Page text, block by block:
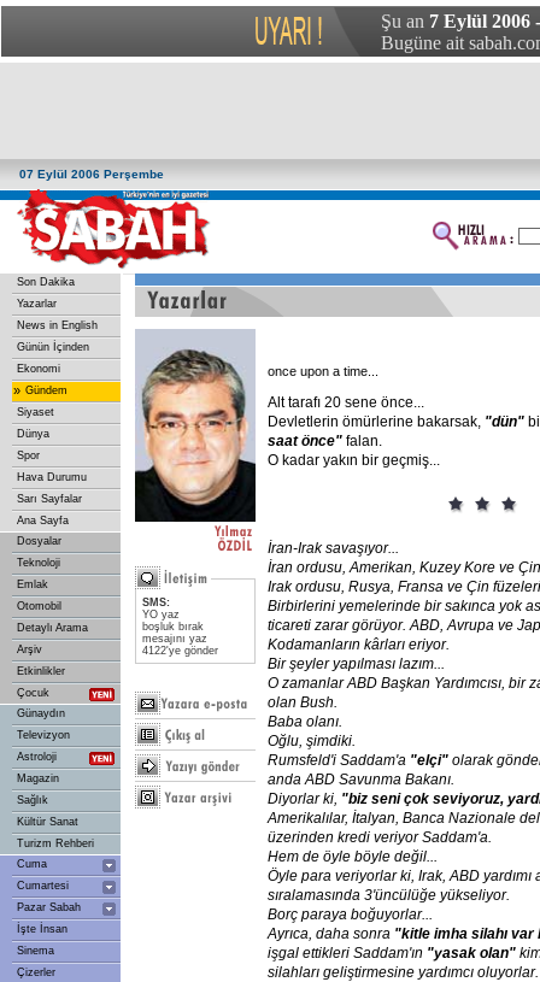
Şu an 7 Eylül 2006
Bugüne ait
07 Eylül 2006 Perşembe
Son Dakika
Yazarlar
News in English
Günün İçinden
Ekonomi
» Gündem
Siyaset
Dünya
Spor
Hava Durumu
Sarı Sayfalar
Ana Sayfa
Dosyalar
Teknoloji
Emlak
Otomobil
Detaylı Arama
Arşiv
Etkinlikler
Çocuk
Günaydın
Televizyon
Astroloji
Magazin
Sağlık
Kültür Sanat
Turizm Rehberi
Cuma
Cumartesi
Pazar Sabah
İşte İnsan
Sinema
Çizerler
SMS:
YO yaz
boşluk bırak
mesajını yaz
4122'ye gönder
once upon a time...
Alt tarafı 20 sene önce...
Devletlerin ömürlerine bakarsak, "dün"
saat önce" falan.
O kadar yakın bir geçmiş...
İran-Irak savaşıyor...
İran ordusu, Amerikan, Kuzey Kore ve Çin
Irak ordusu, Rusya, Fransa ve Çin füzeleri
Birbirlerini yemelerinde bir sakınca yok
ticareti zarar görüyor. ABD, Avrupa ve
Kodamanların kârları eriyor.
Bir şeyler yapılması lazım...
O zamanlar ABD Başkan Yardımcısı, bir
olan Bush.
Baba olanı.
Oğlu, şimdiki.
Rumsfeld'i Saddam'a "elçi" olarak
anda ABD Savunma Bakanı.
Diyorlar ki, "biz seni çok seviyoruz,
Amerikalılar, İtalyan, Banca Nazionale del
üzerinden kredi veriyor Saddam'a.
Hem de öyle böyle değil...
Öyle para veriyorlar ki, Irak, ABD yardımı
sıralamasında 3'üncülüğe yükseliyor.
Borç paraya boğuyorlar...
Ayrıca, daha sonra "kitle imha silahı var
işgal ettikleri Saddam'ın "yasak olan"
silahları geliştirmesine yardımcı oluyorlar.